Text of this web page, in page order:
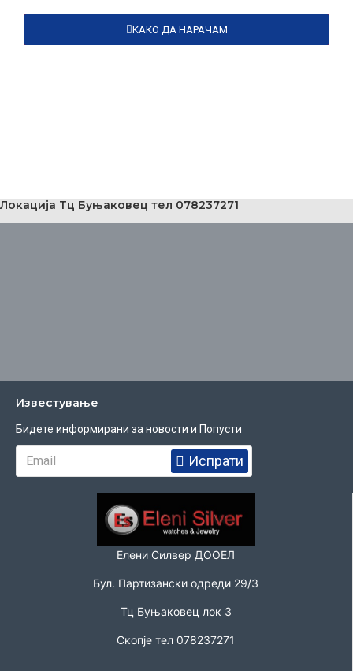
КАКО ДА НАРАЧАМ
Локација Тц Буњаковец тел 078237271
Известувањe
Бидете информирани за новости и Попусти
Испрати
Елени Силвер ДООЕЛ
Бул. Партизански одреди 29/3
Тц Буњаковец лок 3
Скопје тел 078237271